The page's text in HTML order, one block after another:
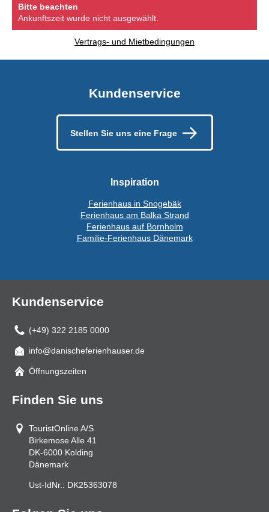
Bitte beachten
Ankunftszeit wurde nicht ausgewählt.
Vertrags- und Mietbedingungen
Kundenservice
Stellen Sie uns eine Frage
Inspiration
Ferienhaus in Snogebäk
Ferienhaus am Balka Strand
Ferienhaus auf Bornholm
Familie-Ferienhaus Dänemark
Kundenservice
(+49) 322 2185 0000
Mail
info@danischeferienhauser.de
Öffnungszeiten
Finden Sie uns
TouristOnline A/S
Birkemose Alle 41
DK-6000 Kolding
Dänemark
Ust-IdNr.: DK25363078